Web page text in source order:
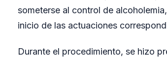
someterse al control de
inicio de las actuaciones
Durante el procedimiento, se hizo